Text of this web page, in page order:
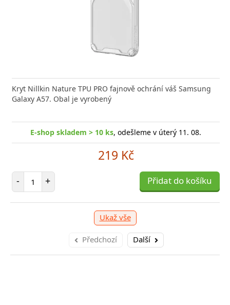
Kryt Nillkin Nature TPU PRO fajnově ochrání váš Samsung
Galaxy A57. Obal je vyrobený
E-shop skladem > 10 ks, odešleme v úterý 11. 08.
219 Kč
- Počet položek
+ Přidat do košíku
Ukaž vše
Předchozí Další